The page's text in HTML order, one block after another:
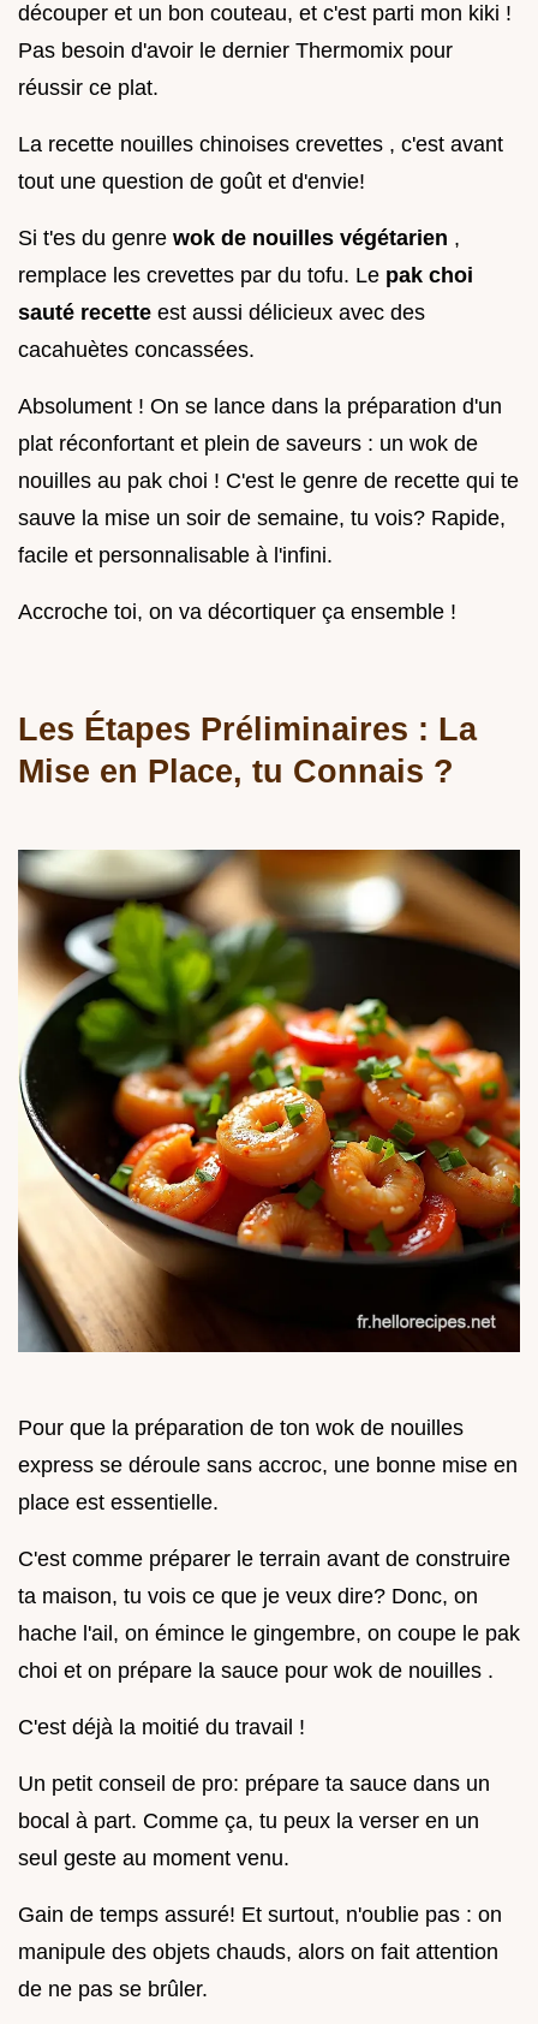
découper et un bon couteau, et c'est parti mon kiki !
Pas besoin d'avoir le dernier Thermomix pour
réussir ce plat.
La recette nouilles chinoises crevettes , c'est avant
tout une question de goût et d'envie!
Si t'es du genre wok de nouilles végétarien ,
remplace les crevettes par du tofu. Le pak choi
sauté recette est aussi délicieux avec des
cacahuètes concassées.
Absolument ! On se lance dans la préparation d'un
plat réconfortant et plein de saveurs : un wok de
nouilles au pak choi ! C'est le genre de recette qui te
sauve la mise un soir de semaine, tu vois? Rapide,
facile et personnalisable à l'infini.
Accroche toi, on va décortiquer ça ensemble !
Les Étapes Préliminaires : La
Mise en Place, tu Connais ?
Pour que la préparation de ton wok de nouilles
express se déroule sans accroc, une bonne mise en
place est essentielle.
C'est comme préparer le terrain avant de construire
ta maison, tu vois ce que je veux dire? Donc, on
hache l'ail, on émince le gingembre, on coupe le pak
choi et on prépare la sauce pour wok de nouilles .
C'est déjà la moitié du travail !
Un petit conseil de pro: prépare ta sauce dans un
bocal à part. Comme ça, tu peux la verser en un
seul geste au moment venu.
Gain de temps assuré! Et surtout, n'oublie pas : on
manipule des objets chauds, alors on fait attention
de ne pas se brûler.